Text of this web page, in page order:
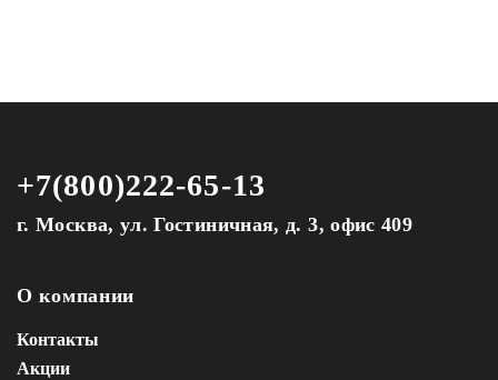
+7(800)222-65-13
г. Москва, ул. Гостиничная, д. 3, офис 409
О компании
Контакты
Акции